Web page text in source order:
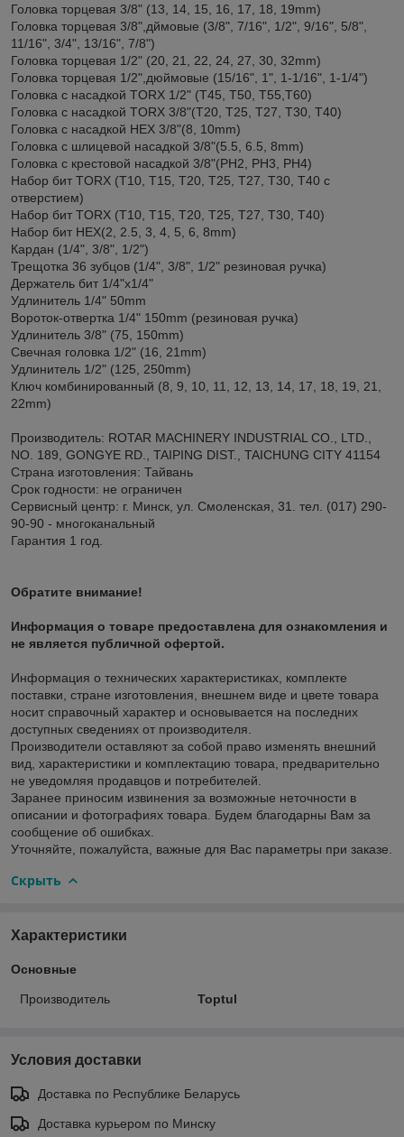
Головка торцевая 3/8" (13, 14, 15, 16, 17, 18, 19mm)
Головка торцевая 3/8",дймовые (3/8", 7/16", 1/2", 9/16", 5/8",
11/16", 3/4", 13/16", 7/8")
Головка торцевая 1/2" (20, 21, 22, 24, 27, 30, 32mm)
Головка торцевая 1/2",дюймовые (15/16", 1", 1-1/16", 1-1/4")
Головка с насадкой TORX 1/2" (T45, T50, T55,T60)
Головка с насадкой TORX 3/8"(T20, T25, T27, T30, T40)
Головка с насадкой HEX 3/8"(8, 10mm)
Головка с шлицевой насадкой 3/8"(5.5, 6.5, 8mm)
Головка с крестовой насадкой 3/8"(PH2, PH3, PH4)
Набор бит TORX (T10, T15, T20, T25, T27, T30, T40 с
отверстием)
Набор бит TORX (T10, T15, T20, T25, T27, T30, T40)
Набор бит HEX(2, 2.5, 3, 4, 5, 6, 8mm)
Кардан (1/4", 3/8", 1/2")
Трещотка 36 зубцов (1/4", 3/8", 1/2" резиновая ручка)
Держатель бит 1/4"х1/4"
Удлинитель 1/4" 50mm
Вороток-отвертка 1/4" 150mm (резиновая ручка)
Удлинитель 3/8" (75, 150mm)
Свечная головка 1/2" (16, 21mm)
Удлинитель 1/2" (125, 250mm)
Ключ комбинированный (8, 9, 10, 11, 12, 13, 14, 17, 18, 19, 21,
22mm)
Производитель: ROTAR MACHINERY INDUSTRIAL CO., LTD.,
NO. 189, GONGYE RD., TAIPING DIST., TAICHUNG CITY 41154
Страна изготовления: Тайвань
Срок годности: не ограничен
Сервисный центр: г. Минск, ул. Смоленская, 31. тел. (017) 290-
90-90 - многоканальный
Гарантия 1 год.
Обратите внимание!
Информация о товаре предоставлена для ознакомления и
не является публичной офертой.
Информация о технических характеристиках, комплекте
поставки, стране изготовления, внешнем виде и цвете товара
носит справочный характер и основывается на последних
доступных сведениях от производителя.
Производители оставляют за собой право изменять внешний
вид, характеристики и комплектацию товара, предварительно
не уведомляя продавцов и потребителей.
Заранее приносим извинения за возможные неточности в
описании и фотографиях товара. Будем благодарны Вам за
сообщение об ошибках.
Уточняйте, пожалуйста, важные для Вас параметры при заказе.
Скрыть
Характеристики
Основные
Производитель Toptul
Условия доставки
Доставка по Республике Беларусь
Доставка курьером по Минску